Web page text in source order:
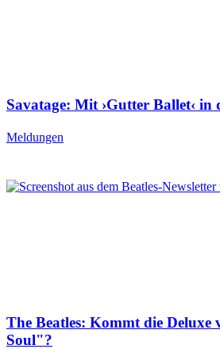
Savatage: Mit ›Gutter Ballet‹ in
Meldungen
The Beatles: Kommt die
Soul"?